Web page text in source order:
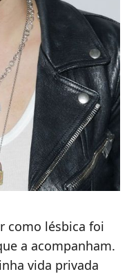
como lésbica foi
a acompanham.
vida privada